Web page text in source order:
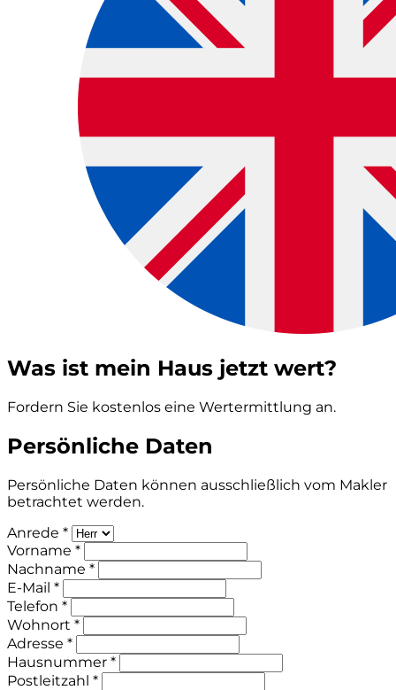
Was ist mein Haus jetzt wert?
Fordern Sie kostenlos eine Wertermittlung an.
Persönliche Daten
Persönliche Daten können ausschließlich vom Makler
betrachtet werden.
Anrede *
Vorname *
Nachname *
E-Mail *
Telefon *
Wohnort *
Adresse *
Hausnummer *
Postleitzahl *